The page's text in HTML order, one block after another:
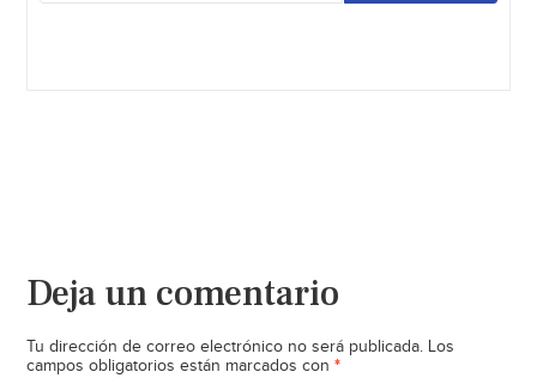
Deja un comentario
Tu dirección de correo electrónico no será publicada. Los
campos obligatorios están marcados con *